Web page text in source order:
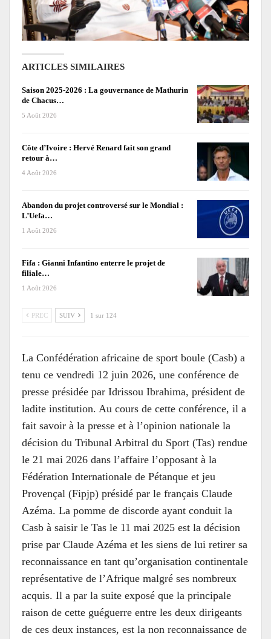
ARTICLES SIMILAIRES
Saison 2025-2026 : La gouvernance de Mathurin
de Chacus…
5 Août 2026
Côte d’Ivoire : Hervé Renard fait son grand
retour à…
4 Août 2026
Abandon du projet controversé sur le Mondial :
L’Uefa…
1 Août 2026
Fifa : Gianni Infantino enterre le projet de
filiale…
1 Août 2026
PREC SUIV 1 sur 124
La Confédération africaine de sport boule (Casb) a
tenu ce vendredi 12 juin 2026, une conférence de
presse présidée par Idrissou Ibrahima, président de
ladite institution. Au cours de cette conférence, il a
fait savoir à la presse et à l’opinion nationale la
décision du Tribunal Arbitral du Sport (Tas) rendue
le 21 mai 2026 dans l’affaire l’opposant à la
Fédération Internationale de Pétanque et jeu
Provençal (Fipjp) présidé par le français Claude
Azéma. La pomme de discorde ayant conduit la
Casb à saisir le Tas le 11 mai 2025 est la décision
prise par Claude Azéma et les siens de lui retirer sa
reconnaissance en tant qu’organisation continentale
représentative de l’Afrique malgré ses nombreux
acquis. Il a par la suite exposé que la principale
raison de cette guéguerre entre les deux dirigeants
de ces deux instances, est la non reconnaissance de